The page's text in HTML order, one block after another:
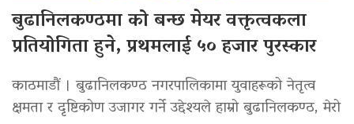
बुढानिलकण्ठमा को बन्छ मेयर वक्तृत्वकला
प्रतियोगिता हुने, प्रथमलाई ५० हजार पुरस्कार
काठमाडौं । बुढानिलकण्ठ नगरपालिकामा युवाहरूको नेतृत्व
क्षमता र दृष्टिकोण उजागर गर्ने उद्देश्यले हाम्रो बुढानिलकण्ठ, मेरो